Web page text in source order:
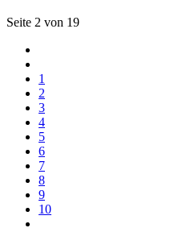
Seite 2 von 19
1
2
3
4
5
6
7
8
9
10